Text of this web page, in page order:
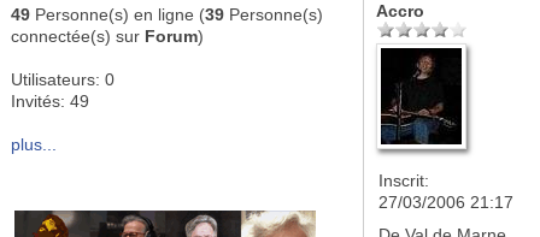
49 Personne(s) en ligne (39 Personne(s)
connectée(s) sur Forum)
Utilisateurs: 0
Invités: 49
plus...
Accro
Inscrit:
27/03/2006 21:17